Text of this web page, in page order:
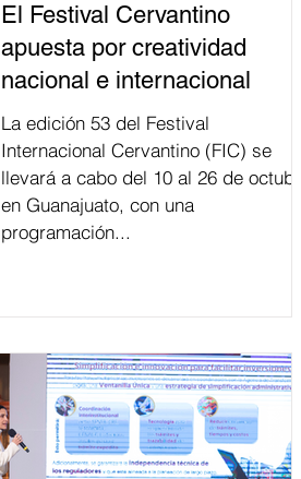
El Festival Cervantino
apuesta por creatividad
nacional e internacional
La edición 53 del Festival
Internacional Cervantino (FIC) se
llevará a cabo del 10 al 26 de octubre
en Guanajuato, con una
programación...